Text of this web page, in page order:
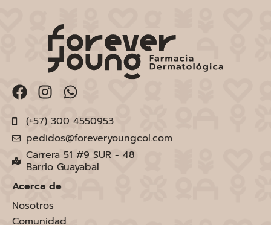
(+57) 300 4550953
pedidos@foreveryoungcol.com
Carrera 51 #9 SUR - 48
Barrio Guayabal
Acerca de
Nosotros
Comunidad